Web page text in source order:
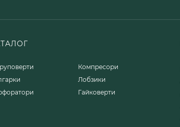
Компресори
Лобзики
Гайковерти